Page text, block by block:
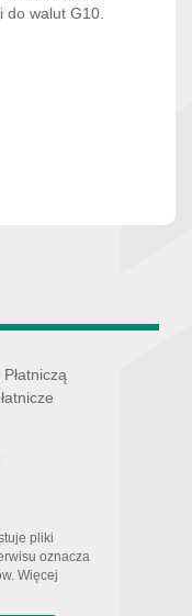
do walut G10.
pliki
oznacza
Więcej